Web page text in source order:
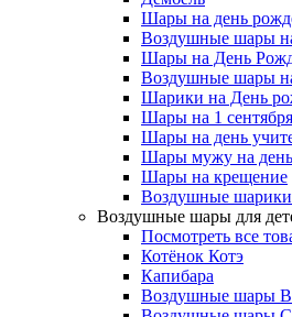
Шары на день
Воздушные шары
Шары на День
Воздушные шары
Шарики на День
Шары на 1 сентября
Шары на день
Шары мужу на
Шары на крещение
Воздушные
Воздушные шары для
Посмотреть все
Котёнок Котэ
Капибара
Воздушные шары